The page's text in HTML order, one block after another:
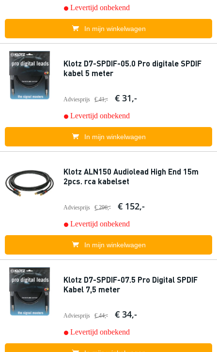
Levertijd onbekend
In mijn winkelwagen
Klotz D7-SPDIF-05.0 Pro digitale SPDIF
kabel 5 meter
Adviesprijs € 41,- € 31,-
Levertijd onbekend
In mijn winkelwagen
Klotz ALN150 Audiolead High End 15m
2pcs. rca kabelset
Adviesprijs € 296,- € 152,-
Levertijd onbekend
In mijn winkelwagen
Klotz D7-SPDIF-07.5 Pro Digital SPDIF
Kabel 7,5 meter
Adviesprijs € 44,- € 34,-
Levertijd onbekend